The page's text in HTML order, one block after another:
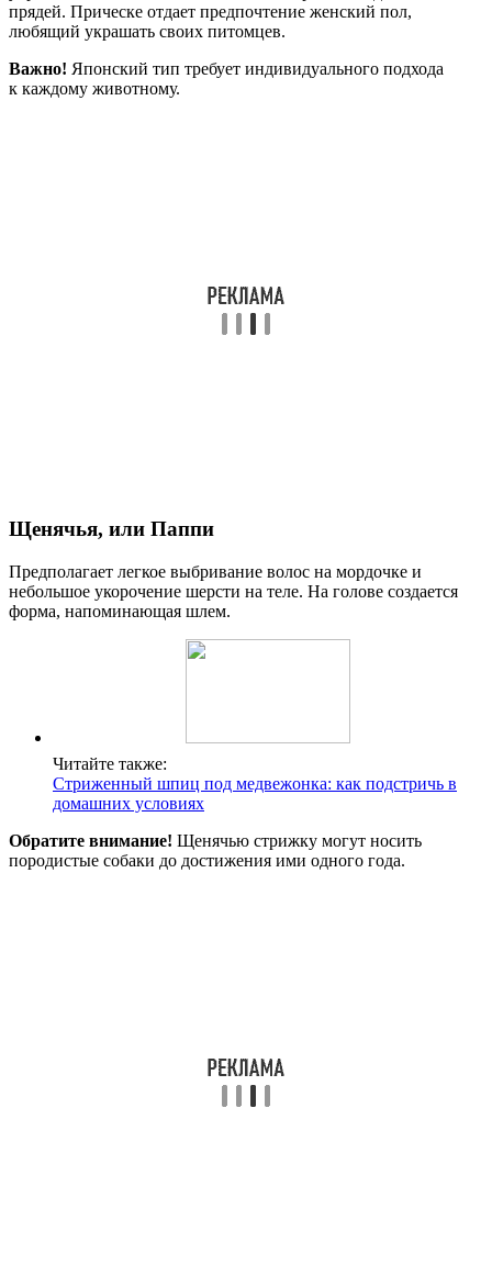
прядей. Прическе отдает предпочтение женский пол,
любящий украшать своих питомцев.
Важно! Японский тип требует индивидуального подхода
к каждому животному.
Щенячья, или Паппи
Предполагает легкое выбривание волос на мордочке и
небольшое укорочение шерсти на теле. На голове создается
форма, напоминающая шлем.
Читайте также:
Стриженный шпиц под медвежонка: как подстричь в
домашних условиях
Обратите внимание! Щенячью стрижку могут носить
породистые собаки до достижения ими одного года.